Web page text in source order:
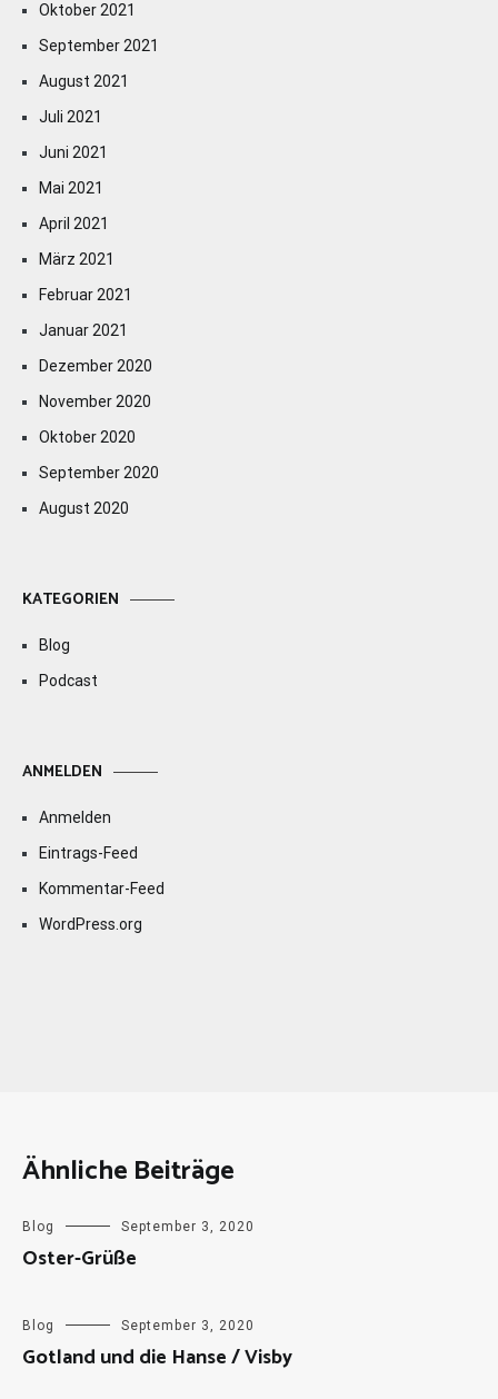
Oktober 2021
September 2021
August 2021
Juli 2021
Juni 2021
Mai 2021
April 2021
März 2021
Februar 2021
Januar 2021
Dezember 2020
November 2020
Oktober 2020
September 2020
August 2020
KATEGORIEN
Blog
Podcast
ANMELDEN
Anmelden
Eintrags-Feed
Kommentar-Feed
WordPress.org
Ähnliche Beiträge
Blog September 3, 2020
Oster-Grüße
Blog September 3, 2020
Gotland und die Hanse / Visby